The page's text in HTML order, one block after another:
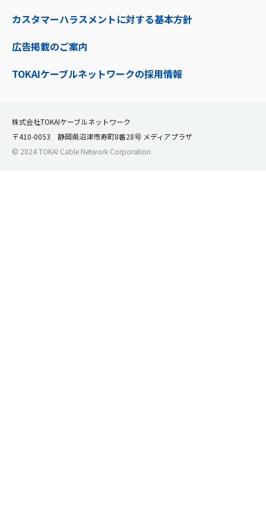
カスタマーハラスメントに対する基本方針
広告掲載のご案内
TOKAIケーブルネットワークの採用情報
株式会社TOKAIケーブルネットワーク
〒410-0053 静岡県沼津市寿町8番28号 メディアプラザ
© 2024 TOKAI Cable Network Corporation